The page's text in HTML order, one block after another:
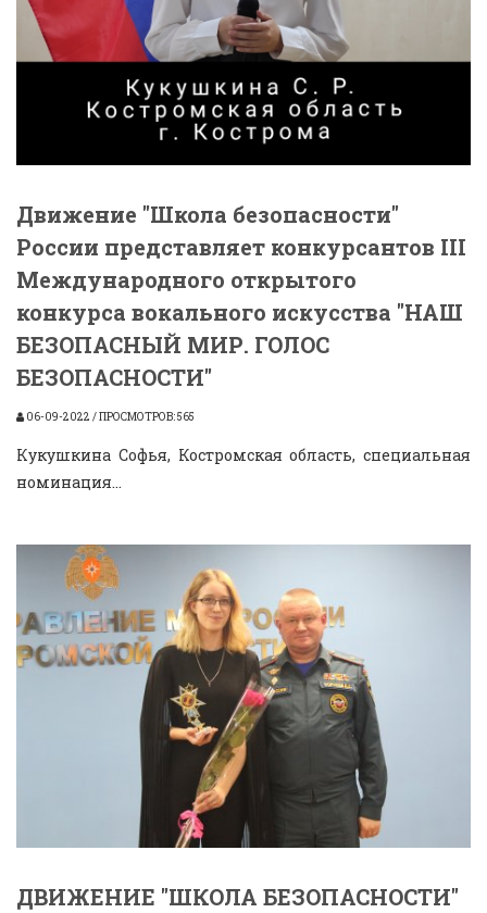
Движение "Школа безопасности"
России представляет конкурсантов III
Международного открытого
конкурса вокального искусства "НАШ
БЕЗОПАСНЫЙ МИР. ГОЛОС
БЕЗОПАСНОСТИ"
06-09-2022 / ПРОСМОТРОВ: 565
Кукушкина Софья, Костромская область, специальная
номинация...
ДВИЖЕНИЕ "ШКОЛА БЕЗОПАСНОСТИ"